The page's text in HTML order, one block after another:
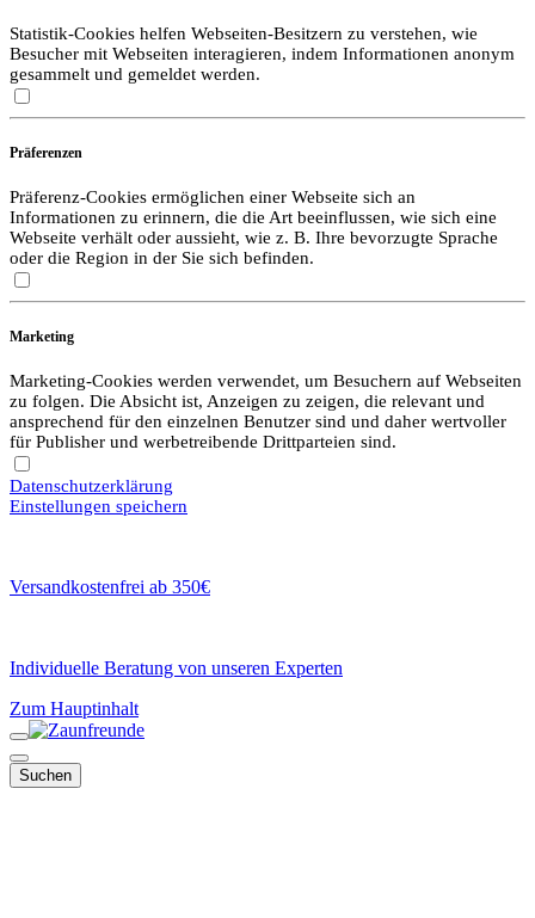
Statistik-Cookies helfen Webseiten-Besitzern zu verstehen, wie
Besucher mit Webseiten interagieren, indem Informationen anonym
gesammelt und gemeldet werden.
Präferenzen
Präferenz-Cookies ermöglichen einer Webseite sich an
Informationen zu erinnern, die die Art beeinflussen, wie sich eine
Webseite verhält oder aussieht, wie z. B. Ihre bevorzugte Sprache
oder die Region in der Sie sich befinden.
Marketing
Marketing-Cookies werden verwendet, um Besuchern auf Webseiten
zu folgen. Die Absicht ist, Anzeigen zu zeigen, die relevant und
ansprechend für den einzelnen Benutzer sind und daher wertvoller
für Publisher und werbetreibende Drittparteien sind.
Datenschutzerklärung
Einstellungen speichern
Versandkostenfrei ab 350€
Individuelle Beratung von unseren Experten
Zum Hauptinhalt
Suchen